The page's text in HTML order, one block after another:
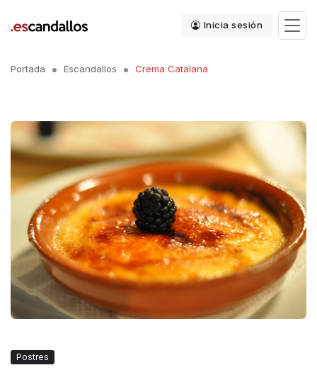
Inicia sesión
Portada Escandallos Crema Catalana
Postres